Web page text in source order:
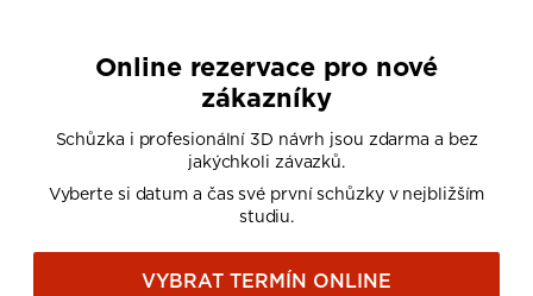
Online rezervace pro nové
zákazníky
Schůzka i profesionální 3D návrh jsou zdarma a bez
jakýchkoli závazků.
Vyberte si datum a čas své první schůzky v nejbližším
studiu.
VYBRAT TERMÍN ONLINE